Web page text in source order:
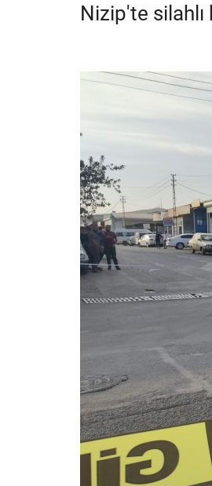
Nizip'te silahlı